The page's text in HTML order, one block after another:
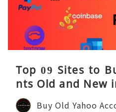
Top 09 Sites to
nts Old and New
Buy Old Yahoo